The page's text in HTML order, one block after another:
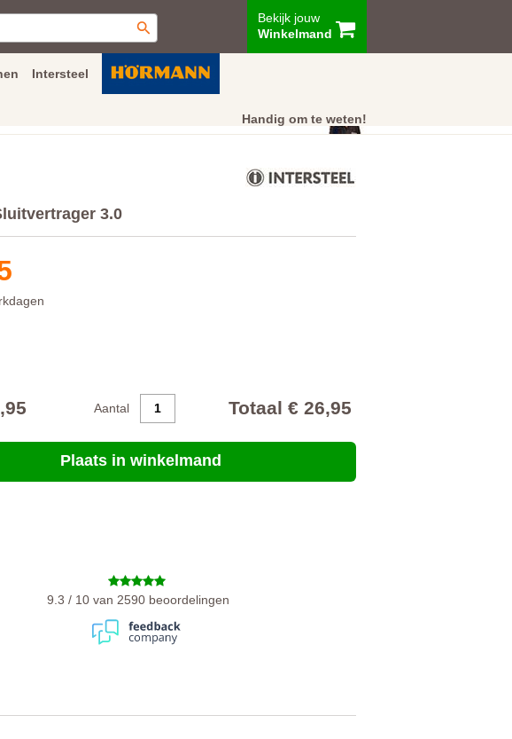
Bekijk jouw
Winkelmand
Intersteel
Handig om te weten!
Klantenservice
3.0
Aantal Totaal € 26,95
Plaats in winkelmand
9.3 / 10 van 2590 beoordelingen